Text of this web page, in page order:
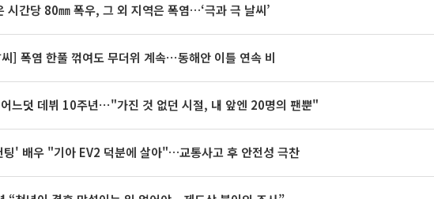
시간당 80㎜ 폭우, 그 외 지역은 폭염…‘극과 극 날씨’
] 폭염 한풀 꺾여도 무더위 계속⋯동해안 이틀 연속 비
느덧 데뷔 10주년⋯"가진 것 없던 시절, 내 앞엔 20명의 팬뿐"
팅' 배우 "기아 EV2 덕분에 살아"…교통사고 후 안전성 극찬